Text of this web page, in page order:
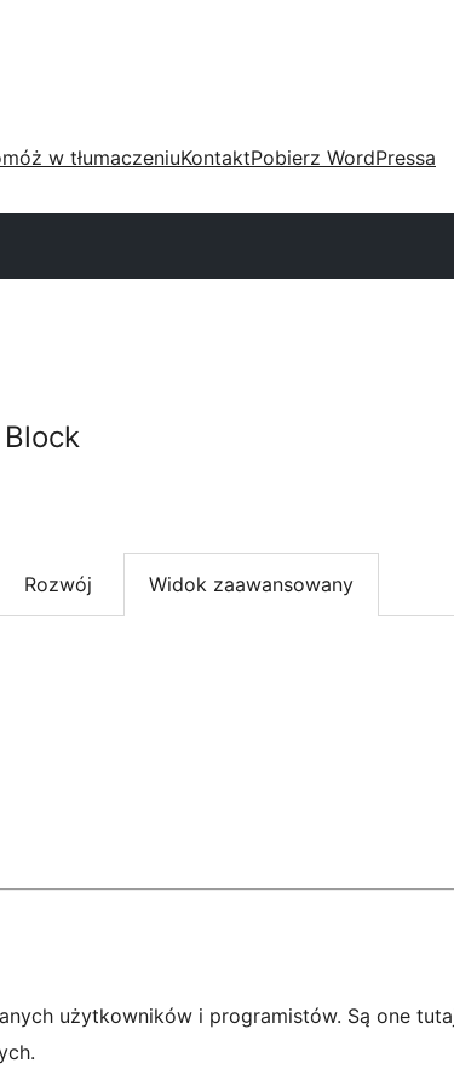
w tłumaczeniuKontaktPobierz WordPressa
Rozwój Widok zaawansowany
użytkowników i programistów. Są one